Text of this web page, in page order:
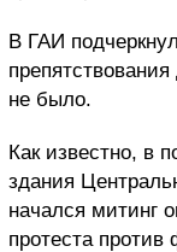
В ГАИ
не было.
Как известно, в
здания
начался митинг
протеста